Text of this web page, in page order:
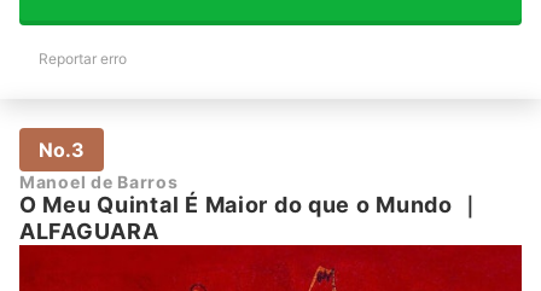
Reportar erro
No.3
Manoel de Barros
O Meu Quintal É Maior do que o Mundo
ALFAGUARA